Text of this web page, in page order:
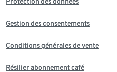
Gestion des consentements
Conditions générales de vente
Résilier abonnement café